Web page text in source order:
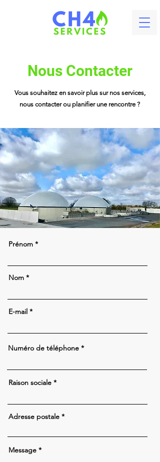
Nous Contacter
Vous souhaitez en savoir plus sur nos services,
nous contacter ou planifier une rencontre ?
Prénom
Nom
E-mail
Numéro de téléphone
Raison sociale
Adresse postale
Message